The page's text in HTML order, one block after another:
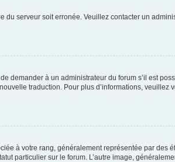
du serveur soit erronée. Veuillez contacter un
demander à un administrateur du forum s’il est
traduction. Pour plus d’informations, veuillez
à votre rang, généralement représentée par des
particulier sur le forum. L’autre image,